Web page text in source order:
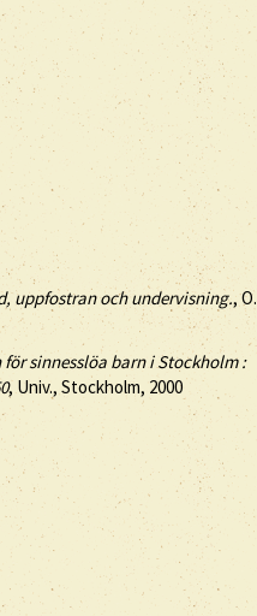
uppfostran och undervisning., O.
sinnesslöa barn i Stockholm :
, Univ., Stockholm, 2000